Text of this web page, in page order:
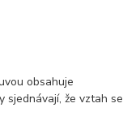
obsahuje
sjednávají, že vztah se